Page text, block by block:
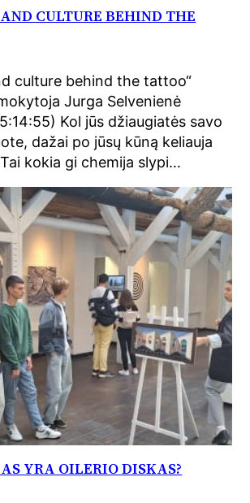
CULTURE BEHIND THE
culture behind the tattoo“
Jurga Selvenienė
Kol jūs džiaugiatės savo
dažai po jūsų kūną keliauja
kokia gi chemija slypi…
YRA OILERIO DISKAS?